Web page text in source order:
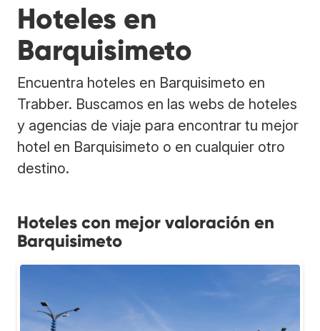
Hoteles en
Barquisimeto
Encuentra hoteles en Barquisimeto en
Trabber. Buscamos en las webs de hoteles
y agencias de viaje para encontrar tu mejor
hotel en Barquisimeto o en cualquier otro
destino.
Hoteles con mejor valoración en
Barquisimeto